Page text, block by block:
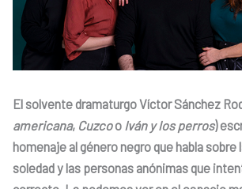
El solvente dramaturgo Víctor Sánchez
americana, Cuzcoo Iván y los perros)
homenaje al género negro que habla sobre
soledad y las personas anónimas que